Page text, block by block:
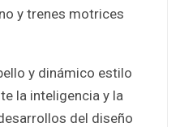
y trenes motrices
y dinámico estilo
la inteligencia y la
del diseño